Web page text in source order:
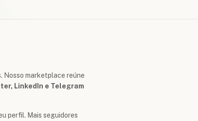
Nosso marketplace reúne
LinkedIn e Telegram
perfil. Mais seguidores